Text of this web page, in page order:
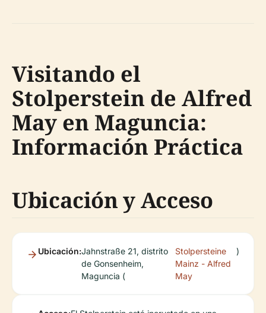
Visitando el
Stolperstein de Alfred
May en Maguncia:
Información Práctica
Ubicación y Acceso
Ubicación:Jahnstraße 21, distrito
de Gonsenheim,
Maguncia (
Stolpersteine
Mainz - Alfred
May
)